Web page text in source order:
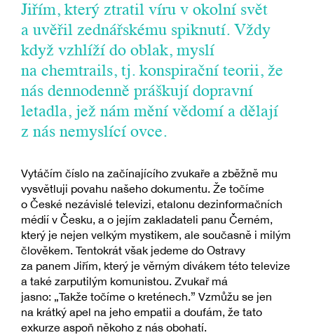
Jiřím, který ztratil víru v okolní svět
a uvěřil zednářskému spiknutí. Vždy
když vzhlíží do oblak, myslí
na chemtrails, tj. konspirační teorii, že
nás dennodenně práškují dopravní
letadla, jež nám mění vědomí a dělají
z nás nemyslící ovce.
Vytáčím číslo na začínajícího zvukaře a zběžně mu
vysvětluji povahu našeho dokumentu. Že točíme
o České nezávislé televizi, etalonu dezinformačních
médií v Česku, a o jejím zakladateli panu Černém,
který je nejen velkým mystikem, ale současně i milým
člověkem. Tentokrát však jedeme do Ostravy
za panem Jiřím, který je věrným divákem této televize
a také zarputilým komunistou. Zvukař má
jasno: „Takže točíme o kreténech.” Vzmůžu se jen
na krátký apel na jeho empatii a doufám, že tato
exkurze aspoň někoho z nás obohatí.